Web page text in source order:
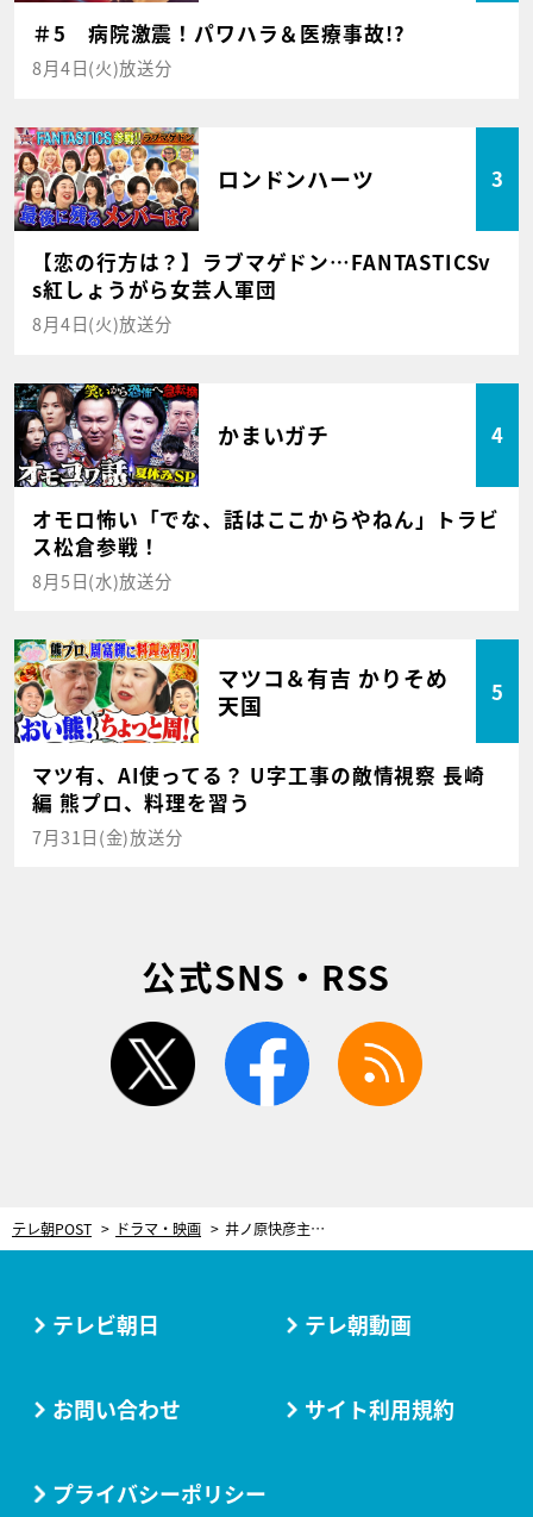
＃5 病院激震！パワハラ＆医療事故!?
8月4日(火)放送分
ロンドンハーツ 3
【恋の行方は？】ラブマゲドン…FANTASTICSv
s紅しょうがら女芸人軍団
8月4日(火)放送分
かまいガチ 4
オモロ怖い「でな、話はここからやねん」トラビ
ス松倉参戦！
8月5日(水)放送分
マツコ＆有吉 かりそめ
天国
5
マツ有、AI使ってる？ U字工事の敵情視察 長崎
編 熊プロ、料理を習う
7月31日(金)放送分
公式SNS・RSS
twitter facebook
テレ朝POST ドラマ・映画 井ノ原快彦主演『特捜９ season7』ついに最終回！“顔”が盗まれる事態…シリーズ最大の衝撃ラスト
テレビ朝日 テレ朝動画
お問い合わせ サイト利用規約
プライバシーポリシー